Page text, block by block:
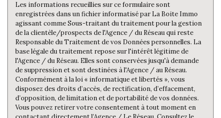
Les informations recueillies sur ce formulaire sont
enregistrées dans un fichier informatisé par La Boite Immo
agissant comme Sous-traitant du traitement pour la gestion
de la clientèle/prospects de l'Agence / du Réseau qui reste
Responsable du Traitement de vos Données personnelles. La
base légale du traitement repose sur l'intérêt légitime de
l'Agence / du Réseau. Elles sont conservées jusqu'à demande
de suppression et sont destinées à l'Agence / au Réseau.
Conformément à la loi « informatique et libertés », vous
disposez des droits d’accès, de rectification, d’effacement,
d’opposition, de limitation et de portabilité de vos données.
Vous pouvez retirer votre consentement à tout moment en